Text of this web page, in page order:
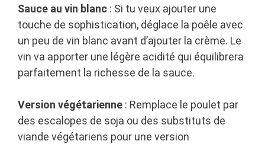
Sauce au vin blanc : Si tu veux ajouter une
touche de sophistication, déglace la poêle avec
un peu de vin blanc avant d’ajouter la crème. Le
vin va apporter une légère acidité qui équilibrera
parfaitement la richesse de la sauce.
Version végétarienne : Remplace le poulet par
des escalopes de soja ou des substituts de
viande végétariens pour une version